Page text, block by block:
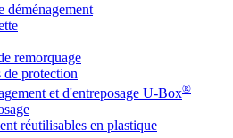
déménagement
remorquage
de protection
et d'entreposage U-Box®
réutilisables en plastique